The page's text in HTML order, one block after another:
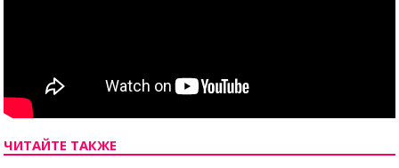
ЧИТАЙТЕ ТАКЖЕ